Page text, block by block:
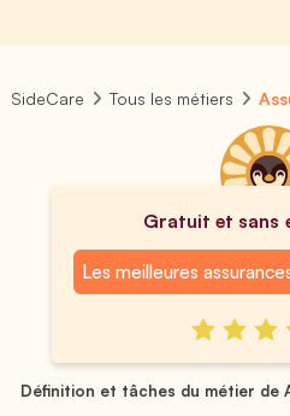
SideCare Tous les métiers
Gratuit et sans
Les meilleures
Définition et tâches du métier de